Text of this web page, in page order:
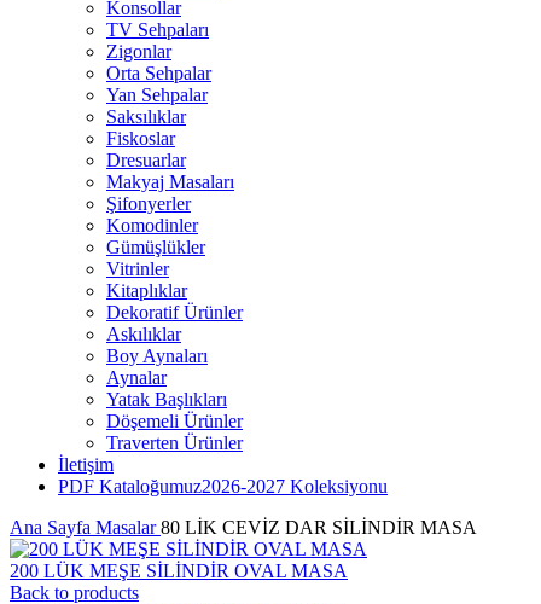
Konsollar
TV Sehpaları
Zigonlar
Orta Sehpalar
Yan Sehpalar
Saksılıklar
Fiskoslar
Dresuarlar
Makyaj Masaları
Şifonyerler
Komodinler
Gümüşlükler
Vitrinler
Kitaplıklar
Dekoratif Ürünler
Askılıklar
Boy Aynaları
Aynalar
Yatak Başlıkları
Döşemeli Ürünler
Traverten Ürünler
İletişim
PDF Kataloğumuz2026-2027 Koleksiyonu
Ana Sayfa Masalar80 LİK CEVİZ DAR SİLİNDİR MASA
200 LÜK MEŞE SİLİNDİR OVAL MASA
Back to products